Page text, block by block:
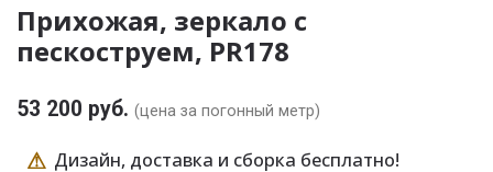
Прихожая, зеркало с
пескоструем, PR178
53 200 руб. (цена за погонный метр)
⚠ Дизайн, доставка и сборка бесплатно!